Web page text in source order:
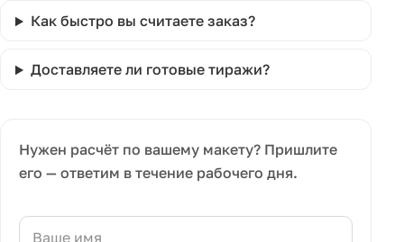
Как быстро вы считаете заказ?
Доставляете ли готовые тиражи?
Нужен расчёт по вашему макету? Пришлите
его — ответим в течение рабочего дня.